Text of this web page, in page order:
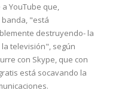
YouTube que,
"está
destruyendo- la
televisión", según
con Skype, que con
está socavando la